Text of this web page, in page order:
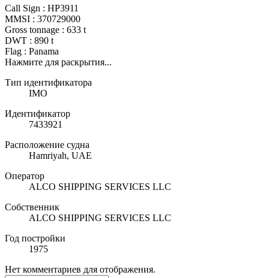
Call Sign : HP3911
MMSI : 370729000
Gross tonnage : 633 t
DWT : 890 t
Flag : Panama
Нажмите для раскрытия...
Тип идентификатора
IMO
Идентификатор
7433921
Расположение судна
Hamriyah, UAE
Оператор
ALCO SHIPPING SERVICES LLC
Собственник
ALCO SHIPPING SERVICES LLC
Год постройки
1975
Нет комментариев для отображения.